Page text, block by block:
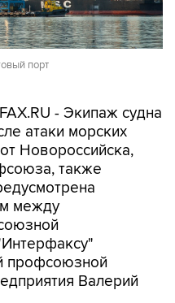
порт
- Экипаж судна
атаки морских
Новороссийска,
также
между
профсоюзной
Валерий